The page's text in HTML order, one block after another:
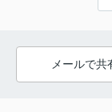
メールで共